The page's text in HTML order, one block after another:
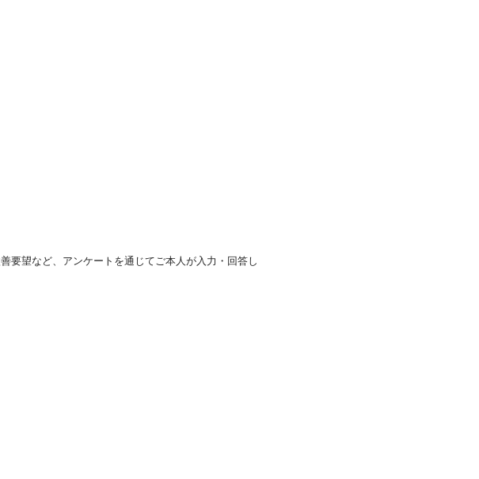
要望など、アンケートを通じてご本人が入力・回答し